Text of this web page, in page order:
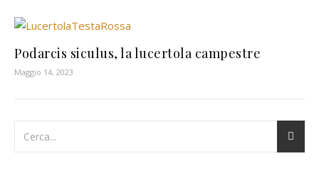
Podarcis siculus, la lucertola campestre
Maggio 14, 2023